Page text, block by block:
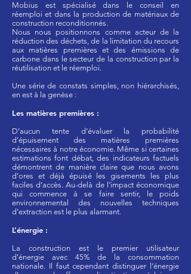
Mobius est spécialisé dans le conseil en
réemploi et dans la production de matériaux de
construction reconditionnés.
Nous nous positionnons comme acteur de la
réduction des déchets, de la limitation du recours
aux matières premières et des émissions de
carbone dans le secteur de la construction par la
réutilisation et le réemploi.
Une série de constats simples, non hiérarchisés,
en est à la genèse :
Les matières premières :
D’aucun tente d’évaluer la probabilité
d’épuisement des matières premières
nécessaires à notre économie. Même si certaines
estimations font débat, des indicateurs factuels
démontrent de manière claire que nous avons
d’ores et déjà épuisé les gisements les plus
faciles d’accès. Au-delà de l’impact économique
qui commence à se faire sentir, le poids
environnemental des nouvelles techniques
d’extraction est le plus alarmant.
L’énergie :
La construction est le premier utilisateur
d’énergie avec 45% de la consommation
nationale. Il faut cependant distinguer l’énergie